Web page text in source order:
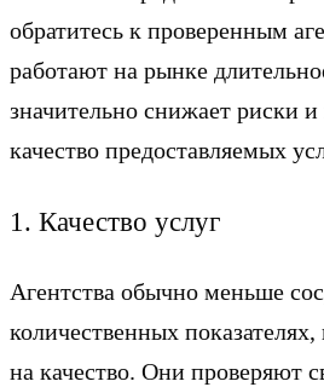
обратитесь к проверенным
работают на рынке
значительно снижает риски и
качество предоставляемых
1. Качество услуг
Агентства обычно меньше
количественных
на качество. Они проверяют